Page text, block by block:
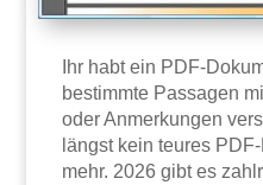
Ihr habt ein PDF-
bestimmte Passagen
oder Anmerkungen
längst kein teures
mehr. 2026 gibt es